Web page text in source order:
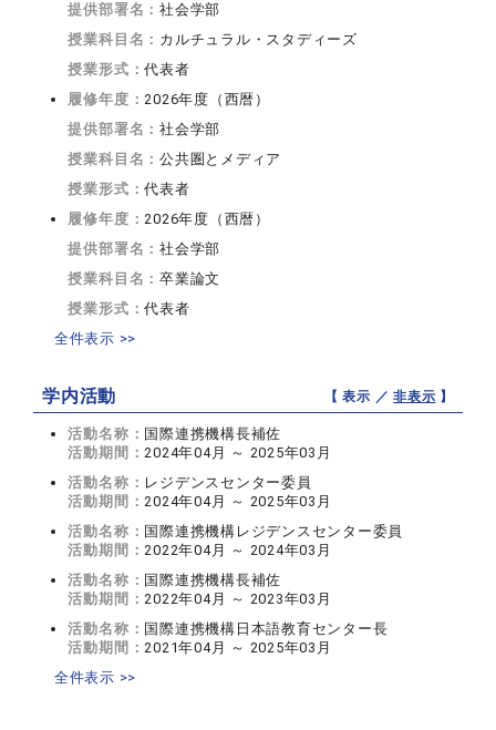
提供部署名：社会学部
授業科目名： カルチュラル・スタディーズ
授業形式：代表者
履修年度：2026年度（西暦）
提供部署名：社会学部
授業科目名：公共圏とメディア
授業形式：代表者
履修年度：2026年度（西暦）
提供部署名：社会学部
授業科目名：卒業論文
授業形式：代表者
全件表示 >>
学内活動 【 表示 ／非表示 】
活動名称： 国際連携機構長補佐
活動期間：2024年04月 ～ 2025年03月
活動名称： レジデンスセンター委員
活動期間：2024年04月 ～ 2025年03月
活動名称： 国際連携機構レジデンスセンター委員
活動期間：2022年04月 ～ 2024年03月
活動名称： 国際連携機構長補佐
活動期間：2022年04月 ～ 2023年03月
活動名称： 国際連携機構日本語教育センター長
活動期間：2021年04月 ～ 2025年03月
全件表示 >>